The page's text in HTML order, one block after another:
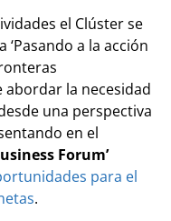
el Clúster se
a la acción
abordar la necesidad
una perspectiva
en el
Forum’
para el
.